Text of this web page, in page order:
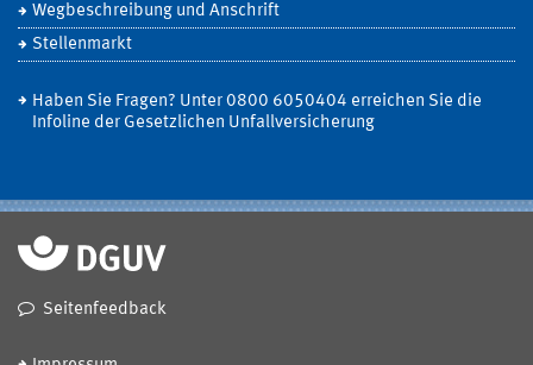
Wegbeschreibung und Anschrift
Stellenmarkt
Haben Sie Fragen? Unter 0800 6050404 erreichen Sie die
Infoline der Gesetzlichen Unfallversicherung
Seitenfeedback